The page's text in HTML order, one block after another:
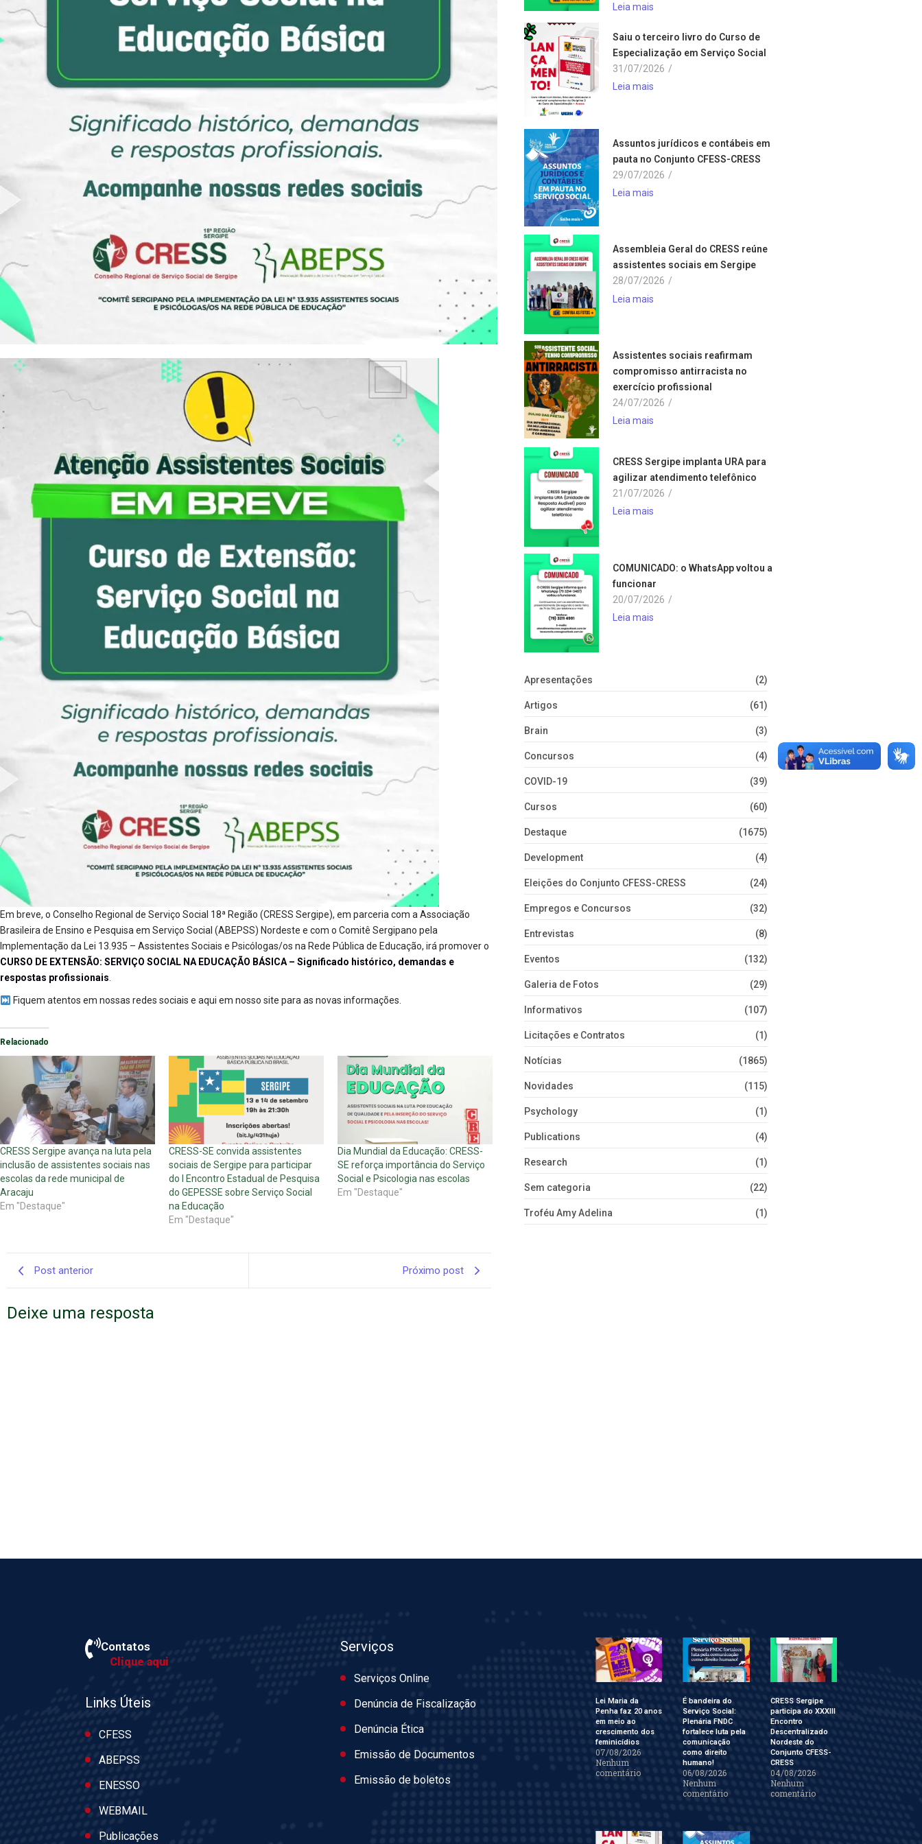
Em breve, o Conselho Regional de Serviço Social 18ª Região (CRESS Sergipe), em parceria com a Associação
Brasileira de Ensino e Pesquisa em Serviço Social (ABEPSS) Nordeste e com o Comitê Sergipano pela
Implementação da Lei 13.935 – Assistentes Sociais e Psicólogas/os na Rede Pública de Educação, irá promover o
CURSO DE EXTENSÃO: SERVIÇO SOCIAL NA EDUCAÇÃO BÁSICA – Significado histórico, demandas e
respostas profissionais.
Fiquem atentos em nossas redes sociais e aqui em nosso site para as novas informações.
Relacionado
CRESS Sergipe avança na luta pela
inclusão de assistentes sociais nas
escolas da rede municipal de
Aracaju
Em "Destaque"
CRESS-SE convida assistentes
sociais de Sergipe para participar
do I Encontro Estadual de Pesquisa
do GEPESSE sobre Serviço Social
na Educação
Em "Destaque"
Dia Mundial da Educação: CRESS-
SE reforça importância do Serviço
Social e Psicologia nas escolas
Em "Destaque"
Leia mais
Saiu o terceiro livro do Curso de
Especialização em Serviço Social
31/07/2026 /
Leia mais
Assuntos jurídicos e contábeis em
pauta no Conjunto CFESS-CRESS
29/07/2026 /
Leia mais
Assembleia Geral do CRESS reúne
assistentes sociais em Sergipe
28/07/2026 /
Leia mais
Assistentes sociais reafirmam
compromisso antirracista no
exercício profissional
24/07/2026 /
Leia mais
CRESS Sergipe implanta URA para
agilizar atendimento telefônico
21/07/2026 /
Leia mais
COMUNICADO: o WhatsApp voltou a
funcionar
20/07/2026 /
Leia mais
Apresentações (2)
Artigos (61)
Brain (3)
Concursos (4)
COVID-19 (39)
Cursos (60)
Destaque (1675)
Development (4)
Eleições do Conjunto CFESS-CRESS (24)
Empregos e Concursos (32)
Entrevistas (8)
Eventos (132)
Galeria de Fotos (29)
Informativos (107)
Licitações e Contratos (1)
Notícias (1865)
Novidades (115)
Psychology (1)
Publications (4)
Research (1)
Sem categoria (22)
Troféu Amy Adelina (1)
Post anterior Próximo post
Deixe uma resposta
Contatos
Clique aqui
Links Úteis
CFESS
ABEPSS
ENESSO
WEBMAIL
Publicações
Serviços
Serviços Online
Denúncia de Fiscalização
Denúncia Ética
Emissão de Documentos
Emissão de boletos
Lei Maria da
Penha faz 20 anos
em meio ao
crescimento dos
feminicídios
07/08/2026
Nenhum
comentário
É bandeira do
Serviço Social:
Plenária FNDC
fortalece luta pela
comunicação
como direito
humano!
06/08/2026
Nenhum
comentário
CRESS Sergipe
participa do XXXIII
Encontro
Descentralizado
Nordeste do
Conjunto CFESS-
CRESS
04/08/2026
Nenhum
comentário